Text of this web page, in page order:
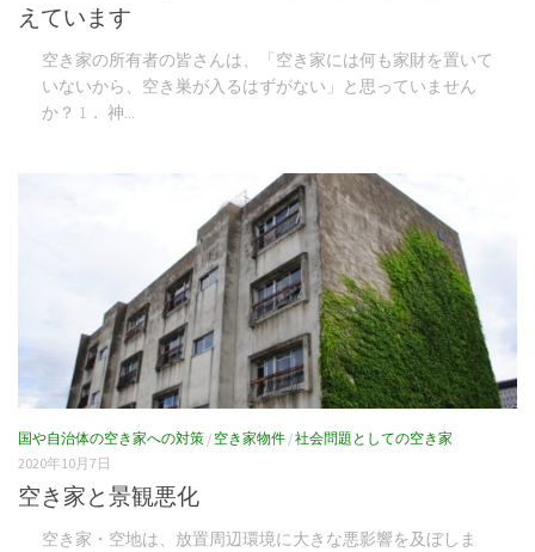
えています
空き家の所有者の皆さんは、「空き家には何も家財を置いて
いないから、空き巣が入るはずがない」と思っていません
か？ 1． 神...
国や自治体の空き家への対策 / 空き家物件 /社会問題としての空き家
2020年10月7日
空き家と景観悪化
空き家・空地は、放置周辺環境に大きな悪影響を及ぼしま